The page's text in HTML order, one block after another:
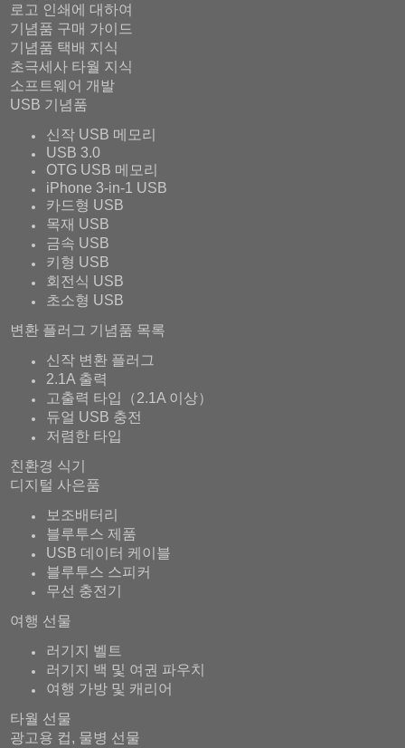
로고 인쇄에 대하여
기념품 구매 가이드
기념품 택배 지식
초극세사 타월 지식
소프트웨어 개발
USB 기념품
신작 USB 메모리
USB 3.0
OTG USB 메모리
iPhone 3-in-1 USB
카드형 USB
목재 USB
금속 USB
키형 USB
회전식 USB
초소형 USB
변환 플러그 기념품 목록
신작 변환 플러그
2.1A 출력
고출력 타입（2.1A 이상）
듀얼 USB 충전
저렴한 타입
친환경 식기
디지털 사은품
보조배터리
블루투스 제품
USB 데이터 케이블
블루투스 스피커
무선 충전기
여행 선물
러기지 벨트
러기지 백 및 여권 파우치
여행 가방 및 캐리어
타월 선물
광고용 컵, 물병 선물